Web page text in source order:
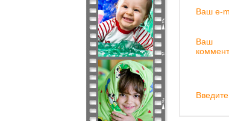
Ваш e-
Ваш